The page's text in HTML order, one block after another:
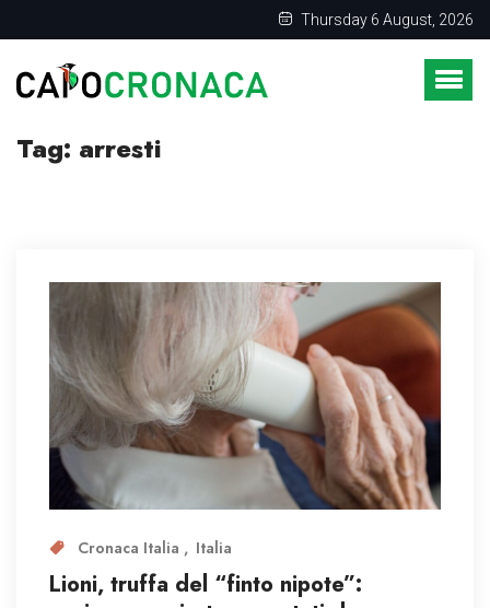
Thursday 6 August, 2026
Tag: arresti
Cronaca Italia Italia
Lioni, truffa del “finto nipote”: